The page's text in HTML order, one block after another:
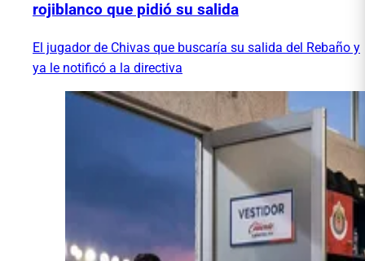
rojiblanco que pidió su salida
El jugador de Chivas que buscaría su salida del Rebaño y
ya le notificó a la directiva